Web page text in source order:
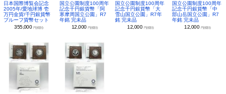
日本国際博覧会記念
2005年/愛地球博 壱
万円金貨/千円銀貨幣
プルーフ貨幣セット
355,000 円(税別)
国立公園制度100周年
記念千円銀貨幣「阿
寒摩周国立公園」R7
年銘 完未品
12,000 円(税別)
国立公園制度100周年
記念千円銀貨幣「大
雪山国立公園」R7年
銘 完未品
12,000 円(税別)
国立公園制度100周年
記念千円銀貨幣「中
部山岳国立公園」R7
年銘 完未品
12,000 円(税別)